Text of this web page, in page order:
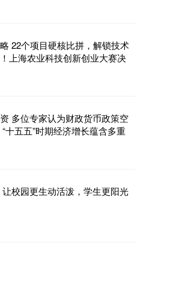
22个项目硬核比拼，解锁技术
上海农业科技创新创业大赛决
多位专家认为财政货币政策空
十五五”时期经济增长蕴含多重
让校园更生动活泼，学生更阳光